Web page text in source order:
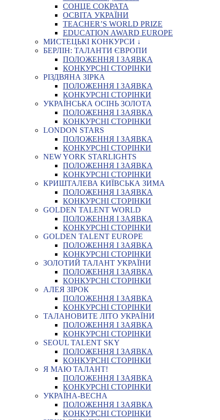
СОНЦЕ СОКРАТА
ОСВІТА УКРАЇНИ
TEACHER’S WORLD PRIZE
EDUCATION AWARD EUROPE
МИСТЕЦЬКІ КОНКУРСИ ↓
БЕРЛІН: ТАЛАНТИ ЄВРОПИ
ПОЛОЖЕННЯ І ЗАЯВКА
КОНКУРСНІ СТОРІНКИ
РІЗДВЯНА ЗІРКА
ПОЛОЖЕННЯ І ЗАЯВКА
КОНКУРСНІ СТОРІНКИ
УКРАЇНСЬКА ОСІНЬ ЗОЛОТА
ПОЛОЖЕННЯ І ЗАЯВКА
КОНКУРСНІ СТОРІНКИ
LONDON STARS
ПОЛОЖЕННЯ І ЗАЯВКА
КОНКУРСНІ СТОРІНКИ
NEW YORK STARLIGHTS
ПОЛОЖЕННЯ І ЗАЯВКА
КОНКУРСНІ СТОРІНКИ
КРИШТАЛЕВА КИЇВСЬКА ЗИМА
ПОЛОЖЕННЯ І ЗАЯВКА
КОНКУРСНІ СТОРІНКИ
GOLDEN TALENT WORLD
ПОЛОЖЕННЯ І ЗАЯВКА
КОНКУРСНІ СТОРІНКИ
GOLDEN TALENT EUROPE
ПОЛОЖЕННЯ І ЗАЯВКА
КОНКУРСНІ СТОРІНКИ
ЗОЛОТИЙ ТАЛАНТ УКРАЇНИ
ПОЛОЖЕННЯ І ЗАЯВКА
КОНКУРСНІ СТОРІНКИ
АЛЕЯ ЗІРОК
ПОЛОЖЕННЯ І ЗАЯВКА
КОНКУРСНІ СТОРІНКИ
ТАЛАНОВИТЕ ЛІТО УКРАЇНИ
ПОЛОЖЕННЯ І ЗАЯВКА
КОНКУРСНІ СТОРІНКИ
SEOUL TALENT SKY
ПОЛОЖЕННЯ І ЗАЯВКА
КОНКУРСНІ СТОРІНКИ
Я МАЮ ТАЛАНТ!
ПОЛОЖЕННЯ І ЗАЯВКА
КОНКУРСНІ СТОРІНКИ
УКРАЇНА-ВЕСНА
ПОЛОЖЕННЯ І ЗАЯВКА
КОНКУРСНІ СТОРІНКИ